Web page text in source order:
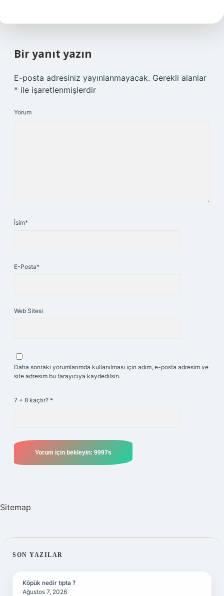
Bir yanıt yazın
E-posta adresiniz yayınlanmayacak. Gerekli alanlar
* ile işaretlenmişlerdir
Yorum
İsim*
E-Posta*
Web Sitesi
Daha sonraki yorumlarımda kullanılması için adım, e-posta adresim ve
site adresim bu tarayıcıya kaydedilsin.
7 + 8 kaçtır? *
Sitemap
SIDEBAR
SON YAZILAR
Köpük nedir tıpta ?
Ağustos 7, 2026